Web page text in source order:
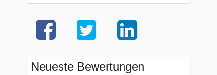
Neueste Bewertungen